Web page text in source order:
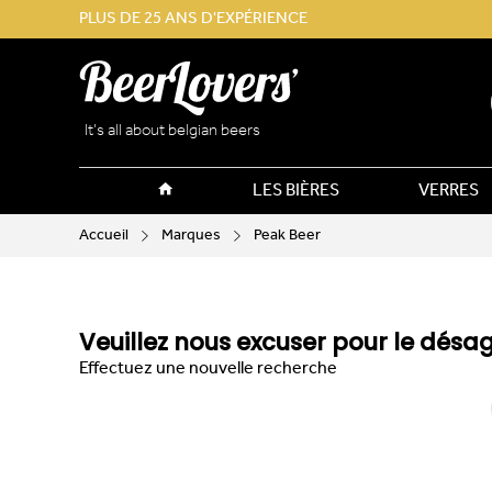
PLUS DE 25 ANS D'EXPÉRIENCE
It’s all about belgian beers
LES BIÈRES VERRES
Accueil Marques Peak Beer
Veuillez nous excuser pour le
Effectuez une nouvelle recherche